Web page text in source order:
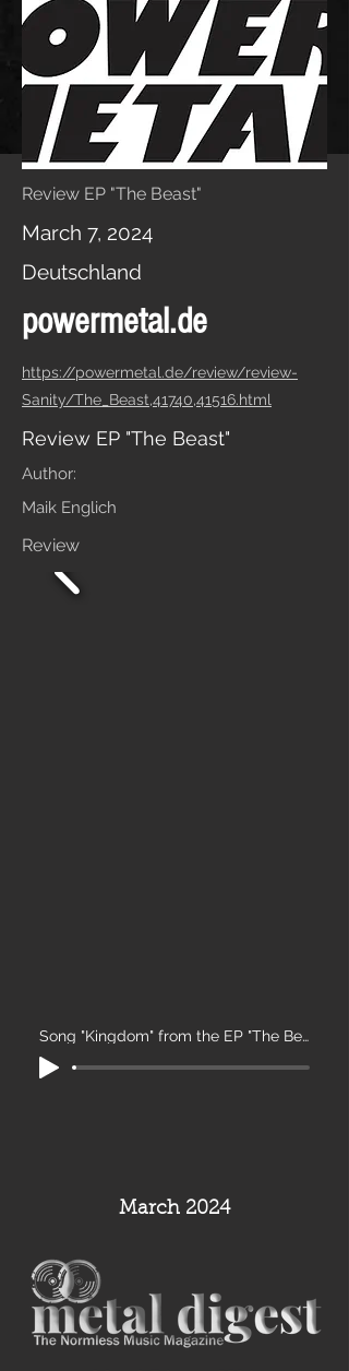
Review EP "The Beast"
March 7, 2024
Deutschland
powermetal.de
https://powermetal.de/review/review-
Sanity/The_Beast,41740,41516.html
Review EP "The Beast"
Author:
Maik Englich
Review
Song "Kingdom" from the EP "The Beast"
March 2024